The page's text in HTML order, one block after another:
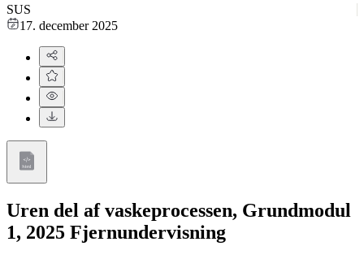
SUS
17. december 2025
Uren del af vaskeprocessen, Grundmodul
1, 2025 Fjernundervisning